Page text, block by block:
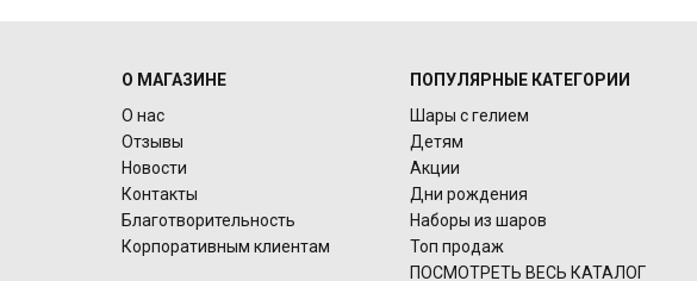
О МАГАЗИНЕ
О нас
Отзывы
Новости
Контакты
Благотворительность
Корпоративным клиентам
ПОПУЛЯРНЫЕ КАТЕГОРИИ
Шары с гелием
Детям
Акции
Дни рождения
Наборы из шаров
Топ продаж
ПОСМОТРЕТЬ ВЕСЬ КАТАЛОГ